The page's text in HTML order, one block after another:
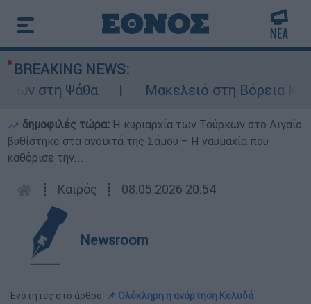
BREAKING NEWS:
στη Ψάθα
Μακελειό στη Βόρεια
δημοφιλές τώρα: Η κυριαρχία των Τούρκων στο Αιγαίο
βυθίστηκε στα ανοιχτά της Σάμου – Η ναυμαχία που
καθόρισε την...
┋ Καιρός ┋ 08.05.2026 20:54
Newsroom
Ενότητες στο άρθρο: 📌 Ολόκληρη η ανάρτηση Κολυδά